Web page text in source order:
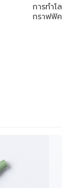
การทำ
กราฟฟิ